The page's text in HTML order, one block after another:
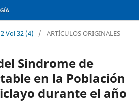
Vol 32 (4) / ARTÍCULOS ORIGINALES
Sindrome de
en la Población
durante el año